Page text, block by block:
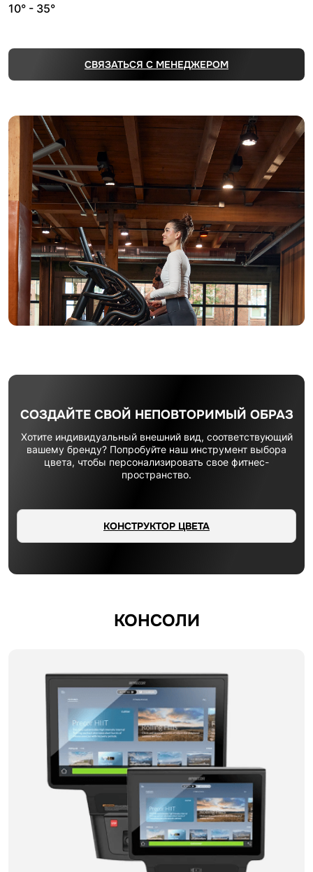
10° - 35°
СВЯЗАТЬСЯ С МЕНЕДЖЕРОМ
СОЗДАЙТЕ СВОЙ НЕПОВТОРИМЫЙ ОБРАЗ
Хотите индивидуальный внешний вид, соответствующий
вашему бренду? Попробуйте наш инструмент выбора
цвета, чтобы персонализировать свое фитнес-
пространство.
КОНСТРУКТОР ЦВЕТА
КОНСОЛИ